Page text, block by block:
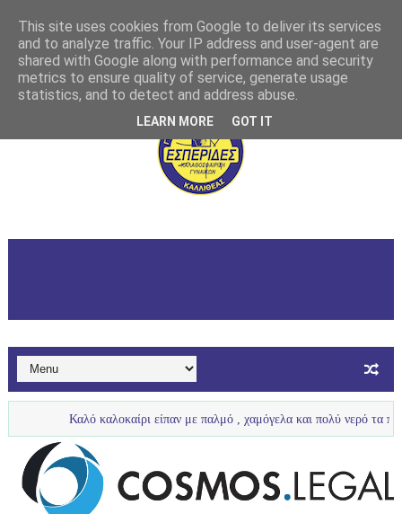
Καλό καλοκαίρι είπαν με παλμό , χαμόγελα και πολύ νερό τα πιτσιρίκια μας
This site uses cookies from Google to deliver its services
and to analyze traffic. Your IP address and user-agent are
shared with Google along with performance and security
metrics to ensure quality of service, generate usage
statistics, and to detect and address abuse.
LEARN MORE GOT IT